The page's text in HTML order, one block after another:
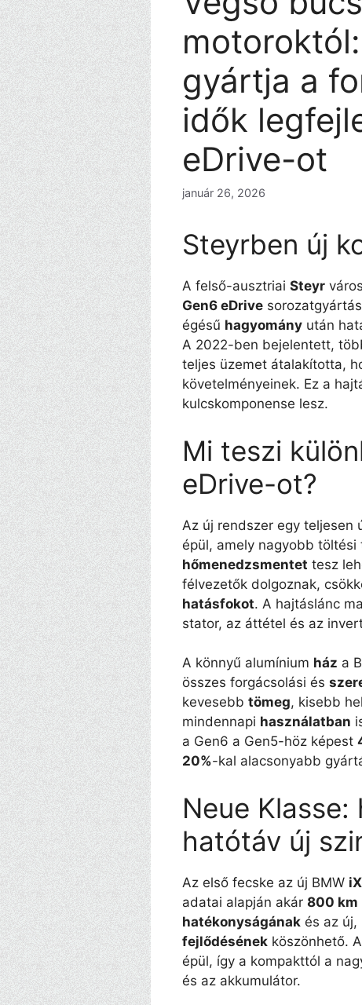
gyártja a
idők
eDrive-ot
január 26, 2026
Steyrben új
A felső-ausztriai Steyr
Gen6 eDrive
égésű hagyomány után
A 2022-ben bejelentett,
teljes üzemet átalakította,
követelményeinek. Ez a
kulcskomponense lesz.
Mi teszi
eDrive-ot?
Az új rendszer egy teljesen
épül, amely nagyobb
hőmenedzsmentet tesz
félvezetők dolgoznak,
hatásfokot. A hajtáslánc
stator, az áttétel és az
A könnyű alumínium ház a
összes forgácsolási és
kevesebb tömeg, kisebb
mindennapi használatban
a Gen6 a Gen5-höz képest
20%-kal alacsonyabb
Neue
hatótáv új
Az első fecske az új BMW
adatai alapján akár 800 km
hatékonyságának és az új,
fejlődésének köszönhető.
épül, így a kompakttól a
és az akkumulátor.